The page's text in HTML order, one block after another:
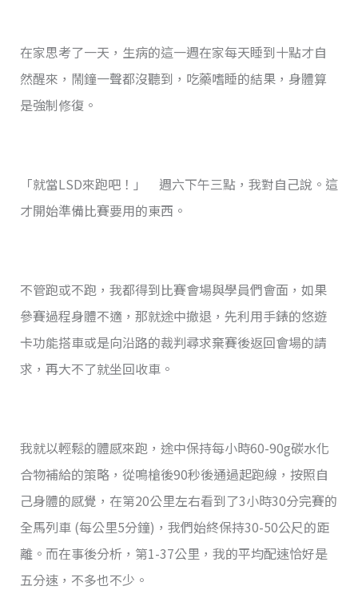
在家思考了一天，生病的這一週在家每天睡到十點才自
然醒來，鬧鐘一聲都沒聽到，吃藥嗜睡的結果，身體算
是強制修復。
「就當LSD來跑吧！」 週六下午三點，我對自己說。這
才開始準備比賽要用的東西。
不管跑或不跑，我都得到比賽會場與學員們會面，如果
參賽過程身體不適，那就途中撤退，先利用手錶的悠遊
卡功能搭車或是向沿路的裁判尋求棄賽後返回會場的請
求，再大不了就坐回收車。
我就以輕鬆的體感來跑，途中保持每小時60-90g碳水化
合物補給的策略，從鳴槍後90秒後通過起跑線，按照自
己身體的感覺，在第20公里左右看到了3小時30分完賽的
全馬列車 (每公里5分鐘)，我們始終保持30-50公尺的距
離。而在事後分析，第1-37公里，我的平均配速恰好是
五分速，不多也不少。